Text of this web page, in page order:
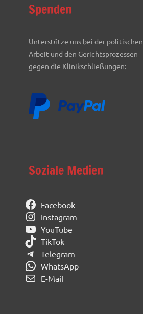
Spenden
Unterstütze uns bei der politischen
Arbeit und den Gerichtsprozessen
gegen die Klinikschließungen:
Soziale Medien
Facebook
Instagram
YouTube
TikTok
Telegram
WhatsApp
E-Mail